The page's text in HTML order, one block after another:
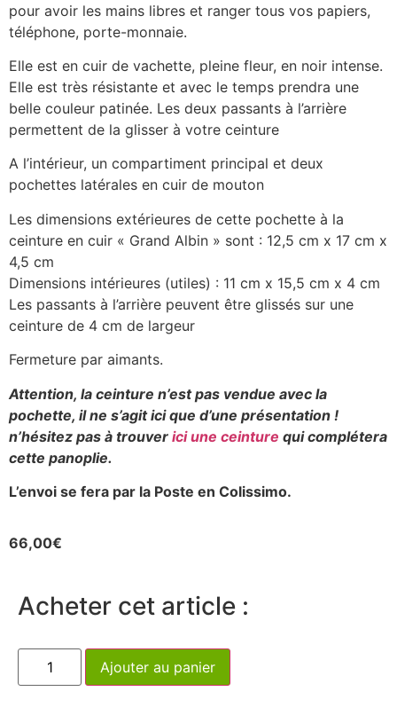
pour avoir les mains libres et ranger tous vos papiers,
téléphone, porte-monnaie.
Elle est en cuir de vachette, pleine fleur, en noir intense.
Elle est très résistante et avec le temps prendra une
belle couleur patinée. Les deux passants à l’arrière
permettent de la glisser à votre ceinture
A l’intérieur, un compartiment principal et deux
pochettes latérales en cuir de mouton
Les dimensions extérieures de cette pochette à la
ceinture en cuir « Grand Albin » sont : 12,5 cm x 17 cm x
4,5 cm
Dimensions intérieures (utiles) : 11 cm x 15,5 cm x 4 cm
Les passants à l’arrière peuvent être glissés sur une
ceinture de 4 cm de largeur
Fermeture par aimants.
Attention, la ceinture n’est pas vendue avec la
pochette, il ne s’agit ici que d’une présentation !
n’hésitez pas à trouver ici une ceinture qui complétera
cette panoplie.
L’envoi se fera par la Poste en Colissimo.
66,00€
Acheter cet article :
Ajouter au panier